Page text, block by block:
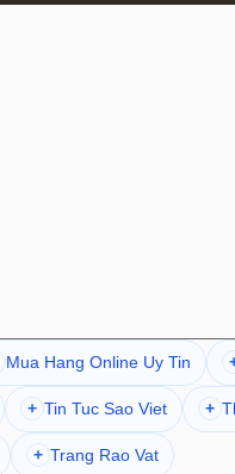
Mua Hang Online Uy Tin
+ Tin Tuc Sao Viet +
+ Trang Rao Vat